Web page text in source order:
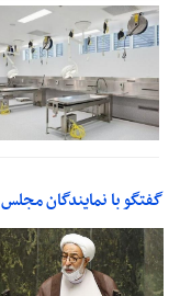
گفتگو با نمایندگان مجلس